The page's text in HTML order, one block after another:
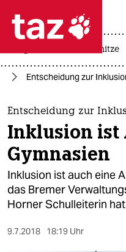
 taz
taz zahl
themen
politik
öko
gesellschaft
hitze
Entscheidung zur
Entscheidung zur
Inklusion ist
Gymnasien
Inklusion ist auch eine
das Bremer
Horner Schulleiterin
9.7.2018 18:19 Uhr